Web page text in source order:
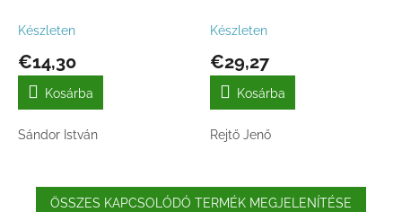
Készleten
€14,30
Kosárba
Sándor István
Készleten
€29,27
Kosárba
Rejtő Jenő
ÖSSZES KAPCSOLÓDÓ TERMÉK MEGJELENÍTÉSE